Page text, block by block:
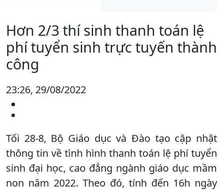
Hơn 2/3 thí sinh thanh toán lệ
phí tuyển sinh trực tuyến thành
công
23:26, 29/08/2022
Tối 28-8, Bộ Giáo dục và Đào tạo cập nhật
thông tin về tình hình thanh toán lệ phí tuyển
sinh đại học, cao đẳng ngành giáo dục mầm
non năm 2022. Theo đó, tính đến 16h ngày